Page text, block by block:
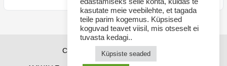
Copyright © 2026 sponsor21.ee
kasutate meie veebilehte, et tagada
teile parim kogemus. Küpsised
koguvad teavet viisil, mis otseselt ei
tuvasta kedagi..
Küpsiste seaded